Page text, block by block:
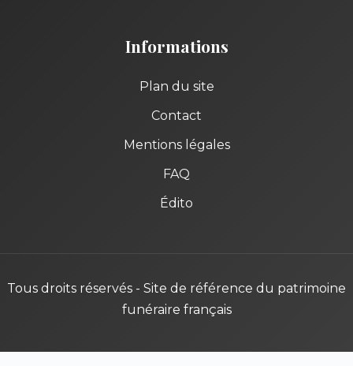
Informations
Plan du site
Contact
Mentions légales
FAQ
Édito
Tous droits réservés - Site de référence du patrimoine
funéraire français